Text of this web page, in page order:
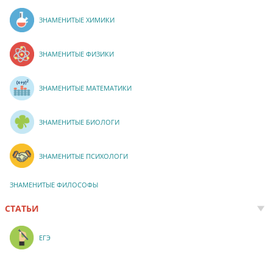
ЗНАМЕНИТЫЕ ХИМИКИ
ЗНАМЕНИТЫЕ ФИЗИКИ
ЗНАМЕНИТЫЕ МАТЕМАТИКИ
ЗНАМЕНИТЫЕ БИОЛОГИ
ЗНАМЕНИТЫЕ ПСИХОЛОГИ
ЗНАМЕНИТЫЕ ФИЛОСОФЫ
СТАТЬИ
ЕГЭ